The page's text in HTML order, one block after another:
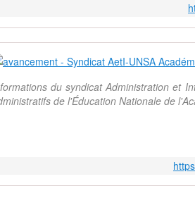
du syndicat Administration et
de l'Éducation Nationale de